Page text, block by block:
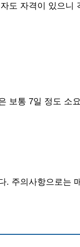
도 자격이 있으니
보통 7일 정도 소
. 주의사항으로는